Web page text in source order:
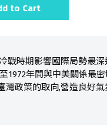
to Cart
戰時期影響國際局勢最
1972年間與中美關係最
政策的取向,營造良好